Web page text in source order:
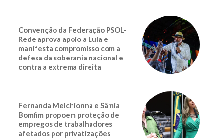
Convenção da Federação PSOL-
Rede aprova apoio a Lula e
manifesta compromisso com a
defesa da soberania nacional e
contra a extrema direita
Fernanda Melchionna e Sâmia
Bomfim propoem proteção de
empregos de trabalhadores
afetados por privatizações